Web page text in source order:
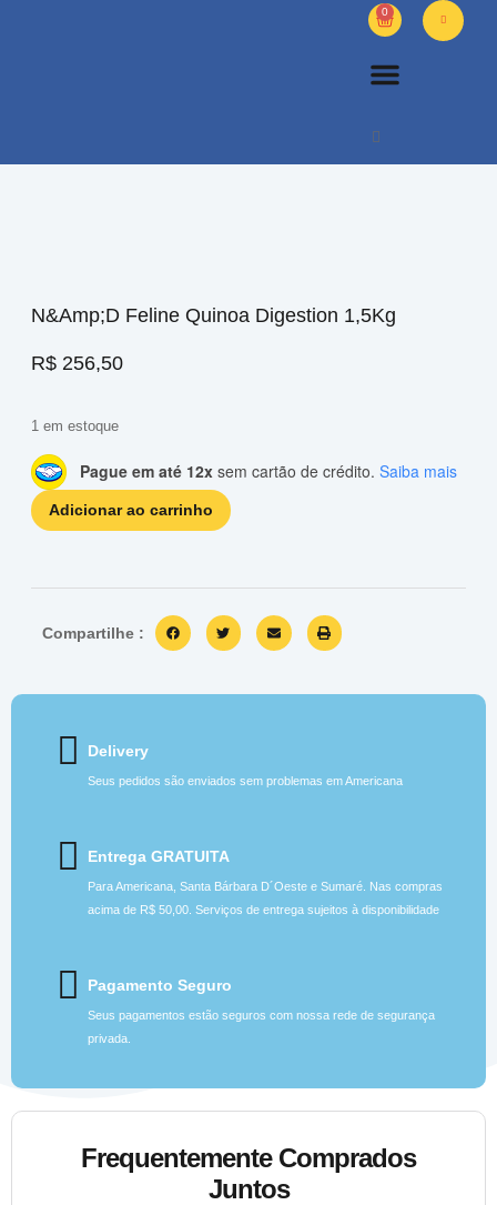
0
N&Amp;D Feline Quinoa Digestion 1,5Kg
R$ 256,50
1 em estoque
Pague em até 12x sem cartão de crédito. Saiba mais
Adicionar ao carrinho
Compartilhe :
Delivery
Seus pedidos são enviados sem problemas em Americana
Entrega GRATUITA
Para Americana, Santa Bárbara D´Oeste e Sumaré. Nas compras
acima de R$ 50,00. Serviços de entrega sujeitos à disponibilidade
Pagamento Seguro
Seus pagamentos estão seguros com nossa rede de segurança
privada.
Frequentemente Comprados
Juntos